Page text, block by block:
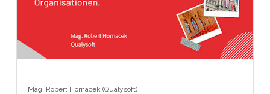
Mag. Robert Hornacek (Qualysoft)